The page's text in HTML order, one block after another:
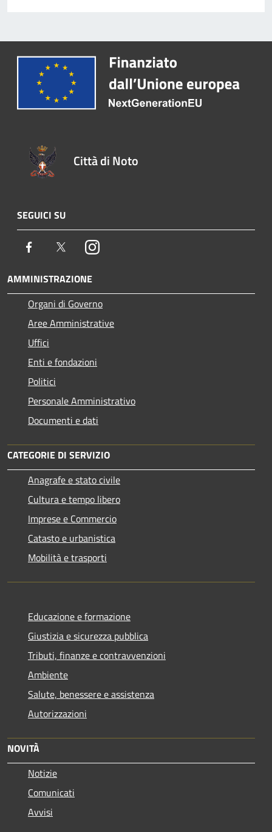
Città di Noto
SEGUICI SU
Facebook TwitterInstagram
AMMINISTRAZIONE
Organi di Governo
Aree Amministrative
Uffici
Enti e fondazioni
Politici
Personale Amministrativo
Documenti e dati
CATEGORIE DI SERVIZIO
Anagrafe e stato civile
Cultura e tempo libero
Imprese e Commercio
Catasto e urbanistica
Mobilità e trasporti
Educazione e formazione
Giustizia e sicurezza pubblica
Tributi, finanze e contravvenzioni
Ambiente
Salute, benessere e assistenza
Autorizzazioni
NOVITÀ
Notizie
Comunicati
Avvisi